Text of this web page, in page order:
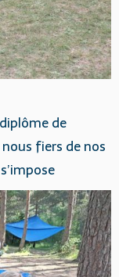
de
fiers de nos